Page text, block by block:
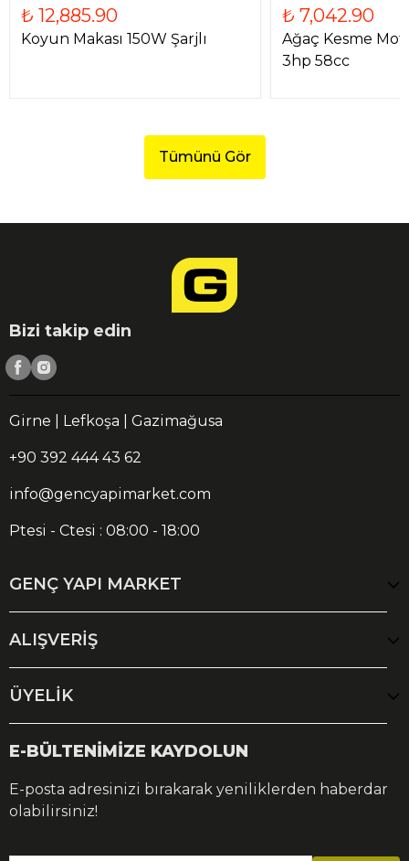
₺ 12,885.90
Koyun Makası 150W Şarjlı
₺ 7,042.90
Ağaç Kesme
3hp 58cc
Tümünü Gör
Bizi takip edin
Girne | Lefkoşa | Gazimağusa
+90 392 444 43 62
info@gencyapimarket.com
Ptesi - Ctesi : 08:00 - 18:00
GENÇ YAPI MARKET
ALIŞVERİŞ
ÜYELİK
E-BÜLTENİMİZE KAYDOLUN
E-posta adresinizi bırakarak yeniliklerden haberdar
olabilirsiniz!